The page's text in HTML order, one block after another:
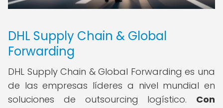
DHL Supply Chain & Global
Forwarding
DHL Supply Chain & Global Forwarding es una
de las empresas líderes a nivel mundial en
soluciones de outsourcing logístico. Con